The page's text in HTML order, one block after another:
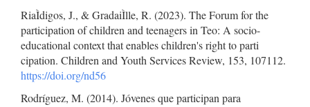
RiaÌdigos, J., & GradaiÌlle, R. (2023). The Forum for the
participation of children and teenagers in Teo: A socio-
educational context that enables children's right to parti
cipation. Children and Youth Services Review, 153, 107112.
https://doi.org/nd56
Rodríguez, M. (2014). Jóvenes que participan para